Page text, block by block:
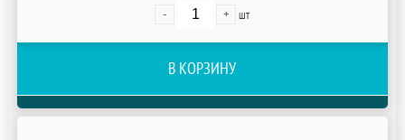
- + шт
В КОРЗИНУ